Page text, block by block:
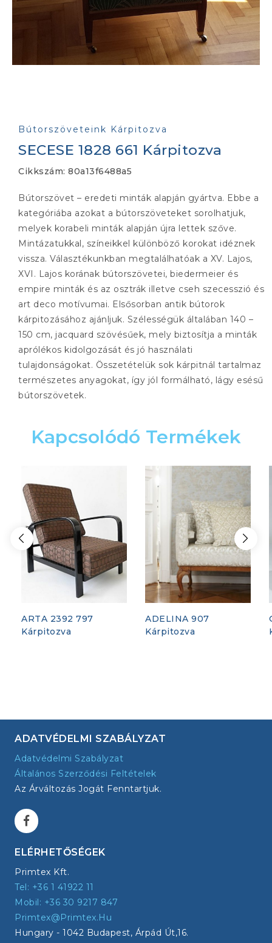
Bútorszöveteink Kárpitozva
SECESE 1828 661 Kárpitozva
Cikkszám: 80a13f6488a5
Bútorszövet – eredeti minták alapján gyártva. Ebbe a
kategóriába azokat a bútorszöveteket sorolhatjuk,
melyek korabeli minták alapján újra lettek szőve.
Mintázatukkal, színeikkel különböző korokat idéznek
vissza. Választékunkban megtalálhatóak a XV. Lajos,
XVI. Lajos korának bútorszövetei, biedermeier és
empire minták és az osztrák illetve cseh szecesszió és
art deco motívumai. Elsősorban antik bútorok
kárpitozásához ajánljuk. Szélességük általában 140 –
150 cm, jacquard szövésűek, mely biztosítja a minták
aprólékos kidolgozását és jó használati
tulajdonságokat. Összetételük sok kárpitnál tartalmaz
természetes anyagokat, így jól formálható, lágy esésű
bútorszövetek.
Kapcsolódó Termékek
ARTA 2392 797
Kárpitozva
ADELINA 907
Kárpitozva
ADATVÉDELMI SZABÁLYZAT
Adatvédelmi Szabályzat
Általános Szerződési Feltételek
Az Árváltozás Jogát Fenntartjuk.
ELÉRHETŐSÉGEK
Primtex Kft.
Tel: +36 1 41922 11
Mobil: +36 30 9217 847
Primtex@primtex.hu
Hungary - 1042 Budapest, Árpád Út,16.